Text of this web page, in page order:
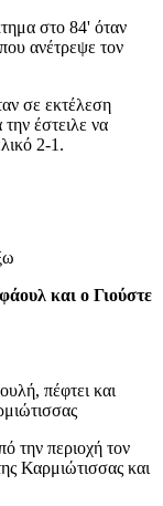
στο 84' όταν
ανέτρεψε τον
σε εκτέλεση
έστειλε να
2-1.
και ο Γιούστε
πέφτει και
την περιοχή τον
Καρμιώτισσας και